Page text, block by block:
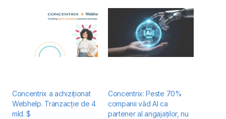
Concentrix a achiziționat
Webhelp. Tranzacție de 4
mld. $
Concentrix: Peste 70%
companii văd AI ca
partener al angajaților, nu